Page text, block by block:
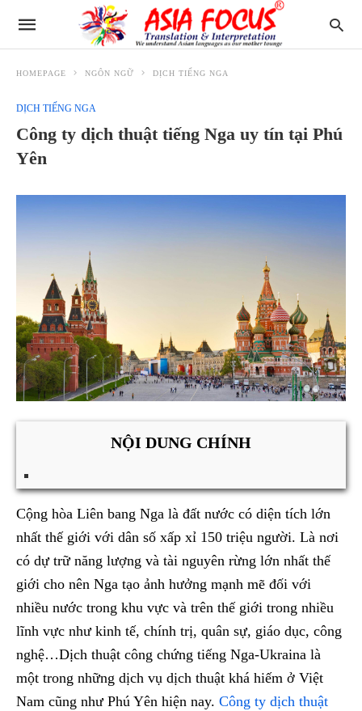
HOMEPAGE NGÔN NGỮ DỊCH TIẾNG NGA
DỊCH TIẾNG NGA
Công ty dịch thuật tiếng Nga uy tín tại Phú
Yên
NỘI DUNG CHÍNH
Cộng hòa Liên bang Nga là đất nước có diện tích lớn
nhất thế giới với dân số xấp xỉ 150 triệu người. Là nơi
có dự trữ năng lượng và tài nguyên rừng lớn nhất thế
giới cho nên Nga tạo ảnh hưởng mạnh mẽ đối với
nhiều nước trong khu vực và trên thế giới trong nhiều
lĩnh vực như kinh tế, chính trị, quân sự, giáo dục, công
nghệ…Dịch thuật công chứng tiếng Nga-Ukraina là
một trong những dịch vụ dịch thuật khá hiếm ở Việt
Nam cũng như Phú Yên hiện nay. Công ty dịch thuật